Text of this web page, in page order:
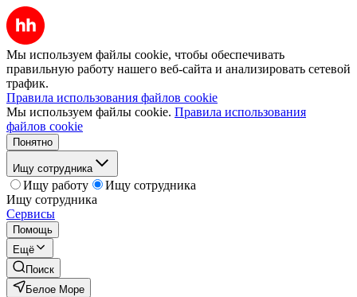
Мы используем файлы cookie, чтобы обеспечивать
правильную работу нашего веб-сайта и анализировать сетевой
трафик.
Правила использования файлов cookie
Мы используем файлы cookie. Правила использования
файлов cookie
Понятно
Ищу сотрудника
Ищу работу
Ищу сотрудника
Ищу сотрудника
Сервисы
Помощь
Ещё
Поиск
Белое Море